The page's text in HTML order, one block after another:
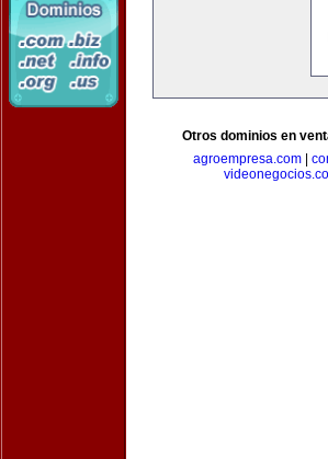
Otros dominios en
agroempresa.com